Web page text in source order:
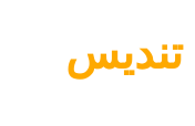
تندیس